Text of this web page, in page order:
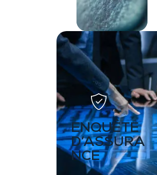
ENQUÊTE
D’ASSURA
NCE